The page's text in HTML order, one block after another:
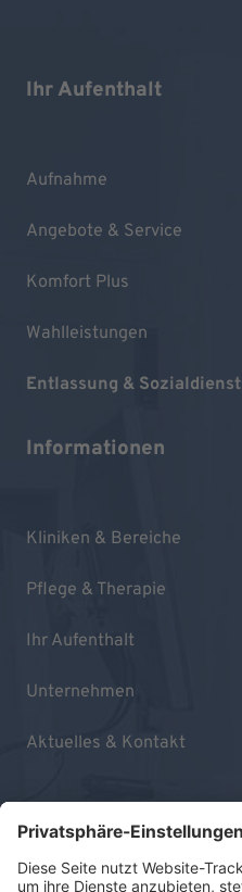
Ihr Aufenthalt
Aufnahme
Angebote & Service
Komfort Plus
Wahlleistungen
Entlassung & Sozialdienst
Informationen
Kliniken & Bereiche
Pflege & Therapie
Ihr Aufenthalt
Unternehmen
Aktuelles & Kontakt